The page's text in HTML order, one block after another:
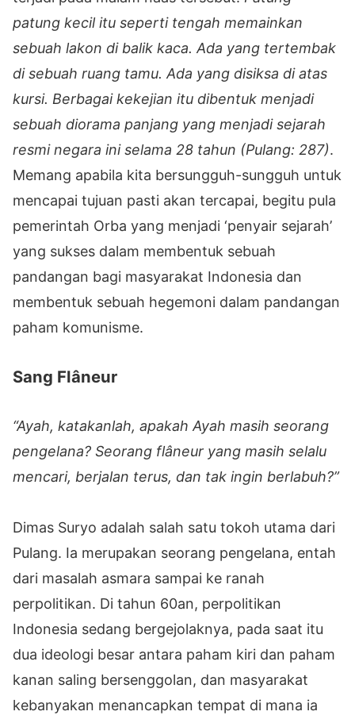
patung kecil itu seperti tengah memainkan
sebuah lakon di balik kaca. Ada yang tertembak
di sebuah ruang tamu. Ada yang disiksa di atas
kursi. Berbagai kekejian itu dibentuk menjadi
sebuah diorama panjang yang menjadi sejarah
resmi negara ini selama 28 tahun (Pulang: 287).
Memang apabila kita bersungguh-sungguh untuk
mencapai tujuan pasti akan tercapai, begitu pula
pemerintah Orba yang menjadi ‘penyair sejarah’
yang sukses dalam membentuk sebuah
pandangan bagi masyarakat Indonesia dan
membentuk sebuah hegemoni dalam pandangan
paham komunisme.
Sang Flâneur
“Ayah, katakanlah, apakah Ayah masih seorang
pengelana? Seorang flâneur yang masih selalu
mencari, berjalan terus, dan tak ingin berlabuh?”
Dimas Suryo adalah salah satu tokoh utama dari
Pulang. Ia merupakan seorang pengelana, entah
dari masalah asmara sampai ke ranah
perpolitikan. Di tahun 60an, perpolitikan
Indonesia sedang bergejolaknya, pada saat itu
dua ideologi besar antara paham kiri dan paham
kanan saling bersenggolan, dan masyarakat
kebanyakan menancapkan tempat di mana ia